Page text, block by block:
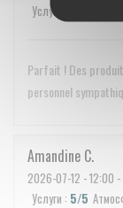
Услуги
Parfait ! Des
personnel
Amandine C
2026-07-12 - 12:00 -
Услуги : 5/5